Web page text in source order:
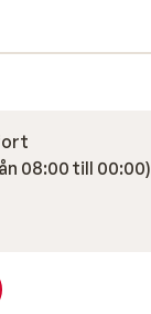
08:00 till 00:00)